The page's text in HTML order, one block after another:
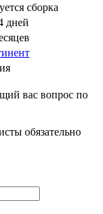
сборка
дней
вас вопрос по
обязательно